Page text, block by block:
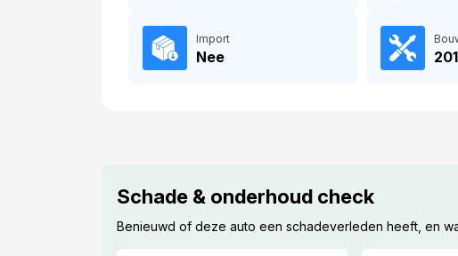
Import
Nee
Schade & onderhoud check
Benieuwd of deze auto een schadeverleden heeft, en